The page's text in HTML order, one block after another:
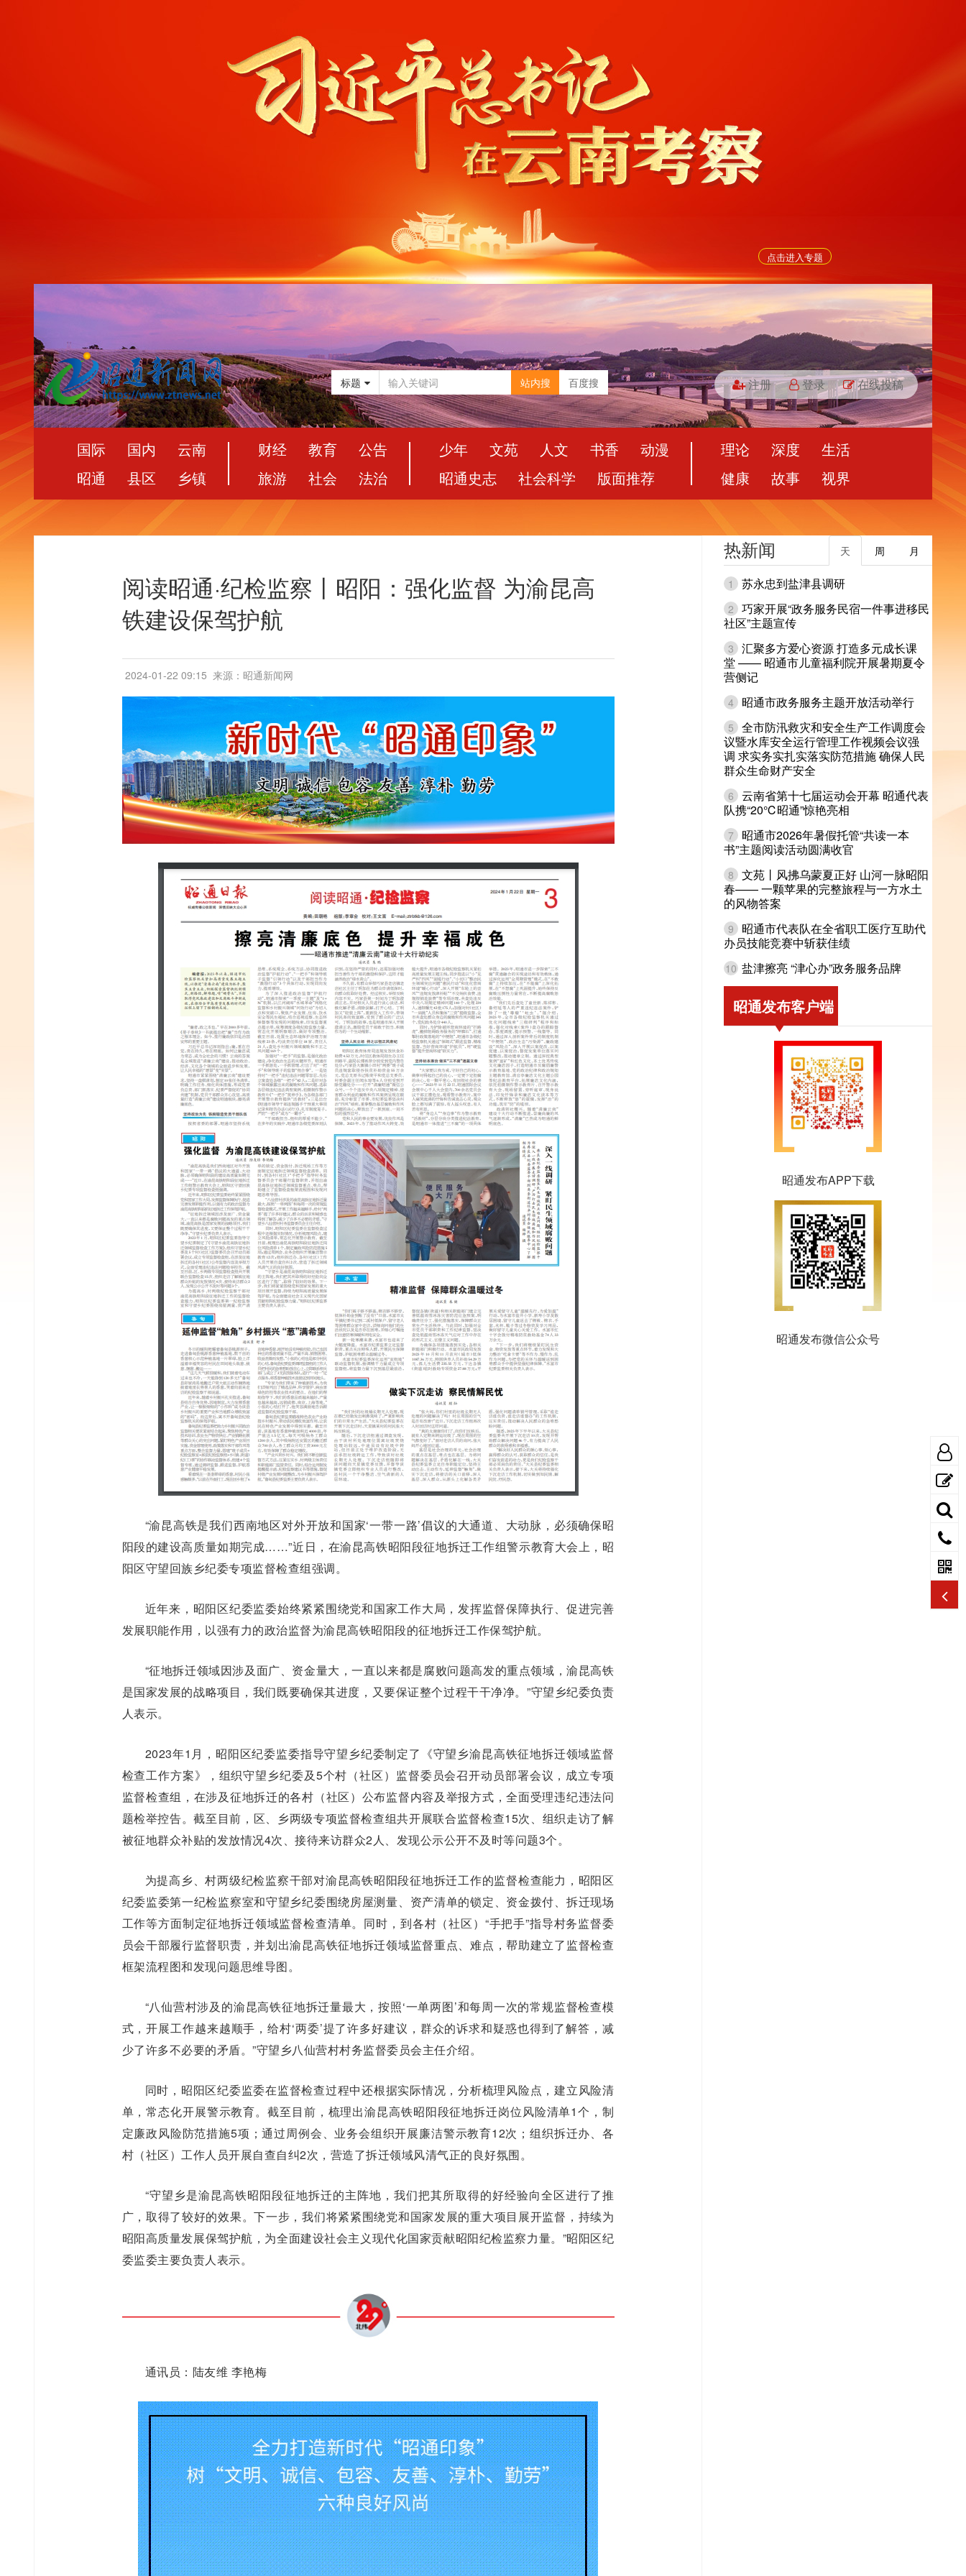
点击进入专题
标题 站内搜 百度搜 注册 登录 在线投稿
国际 国内
云南
昭通
县区 乡镇
财经 教育
公告
旅游
社会 法治
少年 文苑 人文 书香
动漫
昭通史志
社会科学 版面推荐
理论 深度
生活
健康
故事 视界
阅读昭通·纪检监察丨昭阳：强化监督 为渝昆高
铁建设保驾护航
2024-01-22 09:15 来源：昭通新闻网
“渝昆高铁是我们西南地区对外开放和国家‘一带一路’倡议的大通道、大动脉，必须确保昭
阳段的建设高质量如期完成……”近日，在渝昆高铁昭阳段征地拆迁工作组警示教育大会上，昭
阳区守望回族乡纪委专项监督检查组强调。
近年来，昭阳区纪委监委始终紧紧围绕党和国家工作大局，发挥监督保障执行、促进完善
发展职能作用，以强有力的政治监督为渝昆高铁昭阳段的征地拆迁工作保驾护航。
“征地拆迁领域因涉及面广、资金量大，一直以来都是腐败问题高发的重点领域，渝昆高铁
是国家发展的战略项目，我们既要确保其进度，又要保证整个过程干干净净。”守望乡纪委负责
人表示。
2023年1月，昭阳区纪委监委指导守望乡纪委制定了《守望乡渝昆高铁征地拆迁领域监督
检查工作方案》，组织守望乡纪委及5个村（社区）监督委员会召开动员部署会议，成立专项
监督检查组，在涉及征地拆迁的各村（社区）公布监督内容及举报方式，全面受理违纪违法问
题检举控告。截至目前，区、乡两级专项监督检查组共开展联合监督检查15次、组织走访了解
被征地群众补贴的发放情况4次、接待来访群众2人、发现公示公开不及时等问题3个。
为提高乡、村两级纪检监察干部对渝昆高铁昭阳段征地拆迁工作的监督检查能力，昭阳区
纪委监委第一纪检监察室和守望乡纪委围绕房屋测量、资产清单的锁定、资金拨付、拆迁现场
工作等方面制定征地拆迁领域监督检查清单。同时，到各村（社区）“手把手”指导村务监督委
员会干部履行监督职责，并划出渝昆高铁征地拆迁领域监督重点、难点，帮助建立了监督检查
框架流程图和发现问题思维导图。
“八仙营村涉及的渝昆高铁征地拆迁量最大，按照‘一单两图’和每周一次的常规监督检查模
式，开展工作越来越顺手，给村‘两委’提了许多好建议，群众的诉求和疑惑也得到了解答，减
少了许多不必要的矛盾。”守望乡八仙营村村务监督委员会主任介绍。
同时，昭阳区纪委监委在监督检查过程中还根据实际情况，分析梳理风险点，建立风险清
单，常态化开展警示教育。截至目前，梳理出渝昆高铁昭阳段征地拆迁岗位风险清单1个，制
定廉政风险防范措施5项；通过周例会、业务会组织开展廉洁警示教育12次；组织拆迁办、各
村（社区）工作人员开展自查自纠2次，营造了拆迁领域风清气正的良好氛围。
“守望乡是渝昆高铁昭阳段征地拆迁的主阵地，我们把其所取得的好经验向全区进行了推
广，取得了较好的效果。下一步，我们将紧紧围绕党和国家发展的重大项目展开监督，持续为
昭阳高质量发展保驾护航，为全面建设社会主义现代化国家贡献昭阳纪检监察力量。”昭阳区纪
委监委主要负责人表示。
通讯员：陆友维 李艳梅
热新闻 月
周
天
1 苏永忠到盐津县调研
2 巧家开展“政务服务民宿一件事进移民
社区”主题宣传
3 汇聚多方爱心资源 打造多元成长课
堂 —— 昭通市儿童福利院开展暑期夏令
营侧记
4 昭通市政务服务主题开放活动举行
5 全市防汛救灾和安全生产工作调度会
议暨水库安全运行管理工作视频会议强
调 求实务实扎实落实防范措施 确保人民
群众生命财产安全
6 云南省第十七届运动会开幕 昭通代表
队携“20℃昭通”惊艳亮相
7
昭通市2026年暑假托管“共读一本
书”主题阅读活动圆满收官
8 文苑丨风拂乌蒙夏正好 山河一脉昭阳
春—— 一颗苹果的完整旅程与一方水土
的风物答案
9
昭通市代表队在全省职工医疗互助代
办员技能竞赛中斩获佳绩
10 盐津擦亮 “津心办”政务服务品牌
昭通发布客户端
昭通发布APP下载
昭通发布微信公众号